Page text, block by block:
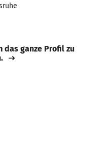
das ganze Profil zu